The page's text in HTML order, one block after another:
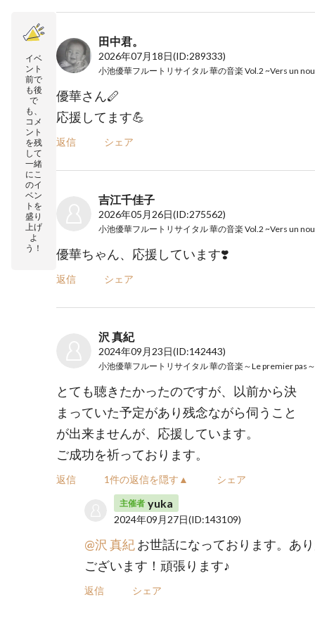
イベ
ント
前で
も後
で
も、
コメ
ント
を残
して
一緒
にこ
のイ
ベン
トを
盛り
上げ
よ
う！
田中君。
2026年07月18日(ID:289333)
優華さん🪈
応援してます💪
返信 シェア
吉江千佳子
2026年05月26日(ID:275562)
優華ちゃん、応援しています❣️
返信 シェア
沢 真紀
2024年09月23日(ID:142443)
小池優華フルートリサイタル 華の音楽～Le premier pas～
とても聴きたかったのですが、以前から決
まっていた予定があり残念ながら伺うこと
が出来ませんが、応援しています。
ご成功を祈っております。
返信 1件の返信を隠す▲ シェア
主催者 yuka
2024年09月27日(ID:143109)
@沢 真紀お世話になっております。あ
ございます！頑張ります♪
返信 シェア